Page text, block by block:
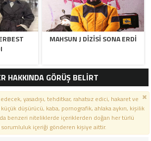
MAHSUN J DIZISI SONA ERDI
HAKKINDA GÖRÜŞ BELİRT
yasadışı, tehditkar, rahatsız edici, hakaret ve
küçük düşürücü, kaba, pornografik, ahlaka aykırı, kişilik
da benzeri niteliklerde içeriklerden doğan her türlü
içeriği gönderen kişiye aittir.